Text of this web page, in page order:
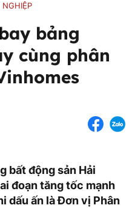
bảng
cùng phân
bất động sản Hải
đoạn tăng tốc mạnh
dấu ấn là Đơn vị Phân